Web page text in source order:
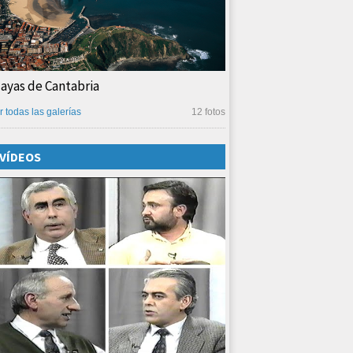
de Cantabria
12 fotos
todas las galerías
VÍDEOS